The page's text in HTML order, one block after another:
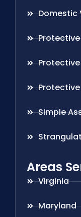
Domestic
Protective
Simple
Areas
Virginia
Maryland